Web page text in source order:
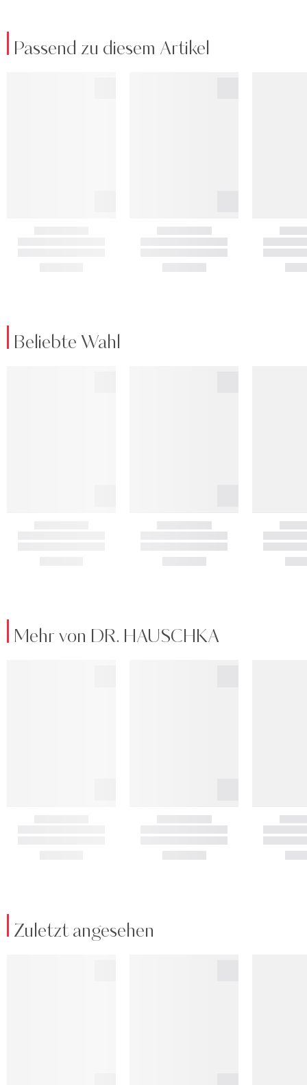
Passend zu diesem Artikel
Beliebte Wahl
Mehr von DR. HAUSCHKA
Zuletzt angesehen